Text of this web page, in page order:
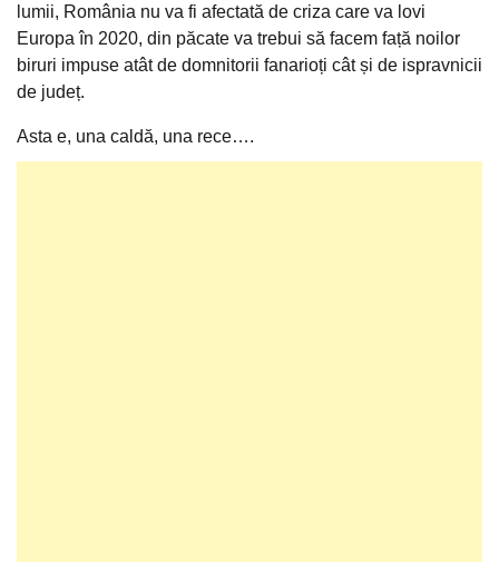
lumii, România nu va fi afectată de criza care va lovi
Europa în 2020, din păcate va trebui să facem față noilor
biruri impuse atât de domnitorii fanarioți cât și de ispravnicii
de județ.
Asta e, una caldă, una rece….